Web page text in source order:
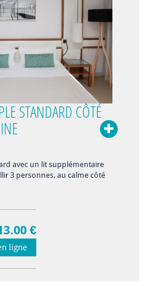
STANDARD CÔTÉ
avec un lit supplémentaire
3 personnes, au calme côté
€
ligne